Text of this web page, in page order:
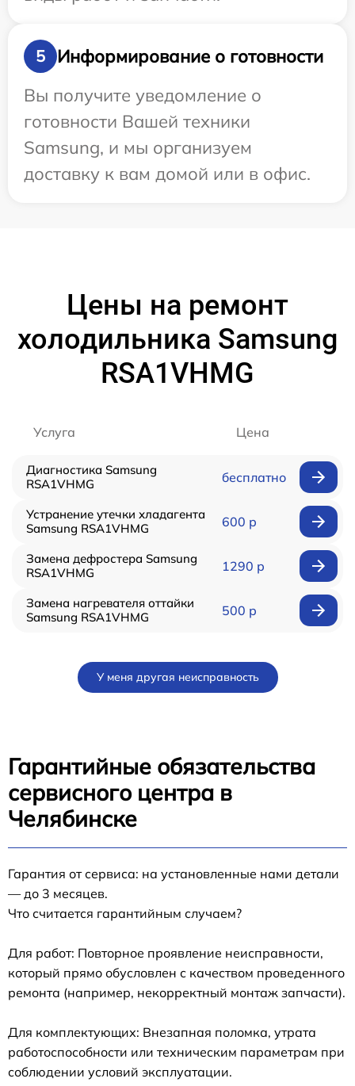
5
Информирование о готовности
Вы получите уведомление о
готовности Вашей техники
Samsung, и мы организуем
доставку к вам домой или в офис.
Цены на ремонт
холодильника Samsung
RSA1VHMG
Услуга Цена
Диагностика Samsung
RSA1VHMG
бесплатно
Устранение утечки хладагента
Samsung RSA1VHMG
600 р
Замена дефростера Samsung
RSA1VHMG
1290 р
Замена нагревателя оттайки
Samsung RSA1VHMG
500 р
У меня другая неисправность
Гарантийные обязательства
сервисного центра в
Челябинске
Гарантия от сервиса: на установленные нами детали
— до 3 месяцев.
Что считается гарантийным случаем?
Для работ: Повторное проявление неисправности,
который прямо обусловлен с качеством проведенного
ремонта (например, некорректный монтаж запчасти).
Для комплектующих: Внезапная поломка, утрата
работоспособности или техническим параметрам при
соблюдении условий эксплуатации.